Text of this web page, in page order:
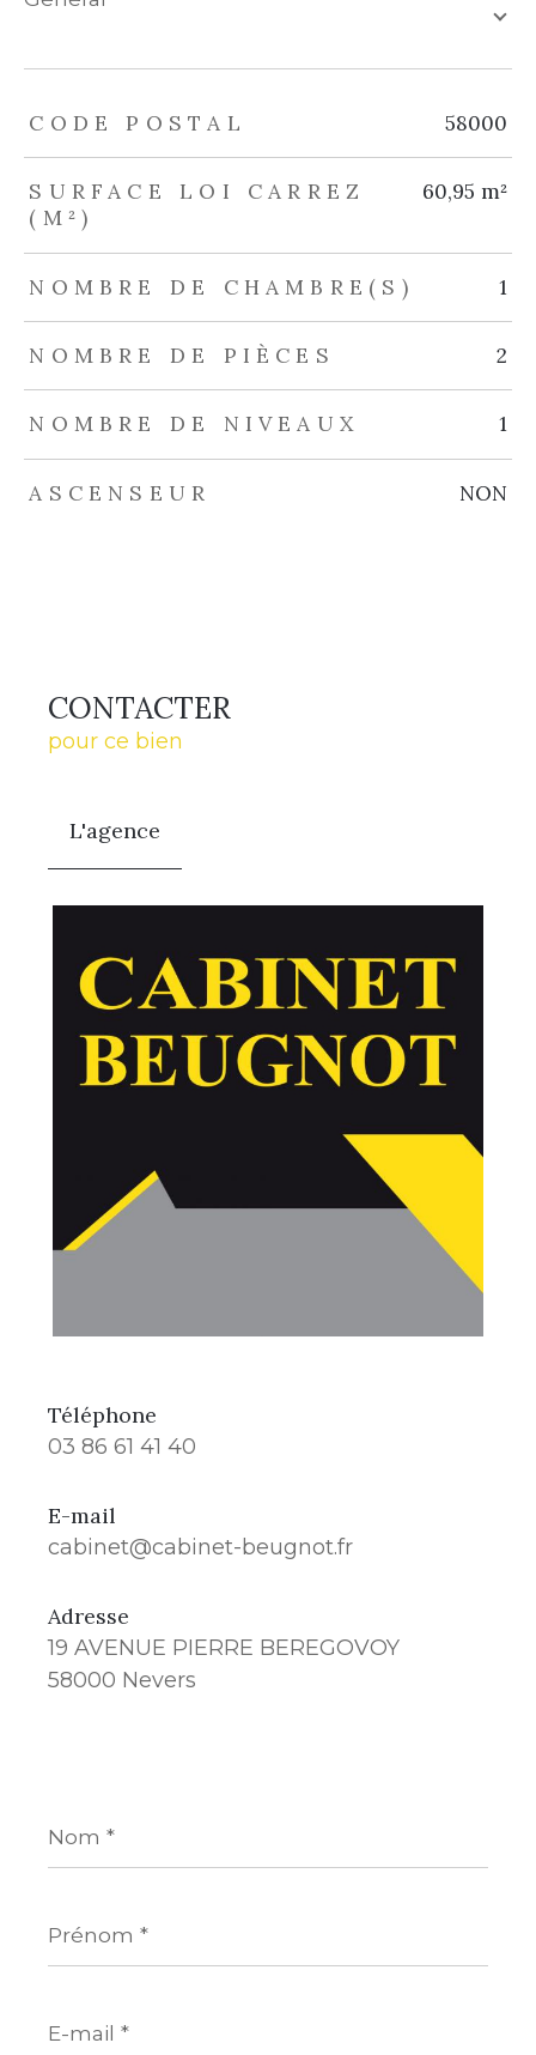
TRAD_ZEPHYR_Caracteristique TRAD_ZEPHYR_Valeurs
CODE POSTAL 58000
SURFACE LOI CARREZ
(M²)
60,95 m²
NOMBRE DE CHAMBRE(S) 1
NOMBRE DE PIÈCES 2
NOMBRE DE NIVEAUX 1
ASCENSEUR NON
CONTACTER
pour ce bien
L'agence
Téléphone
03 86 61 41 40
E-mail
cabinet@cabinet-beugnot.fr
Adresse
19 AVENUE PIERRE BEREGOVOY
58000 Nevers
*
*
mail
*